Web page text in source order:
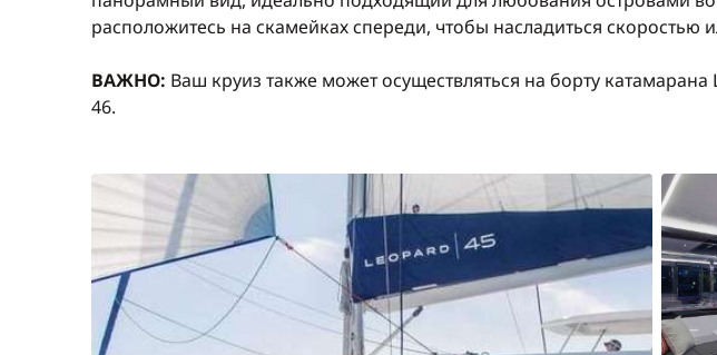
расположитесь на скамейках спереди, чтобы насладиться скоростью
ВАЖНО: Ваш круиз также может осуществляться на борту
46.